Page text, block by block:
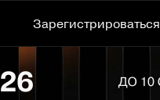
Зарегистрироваться